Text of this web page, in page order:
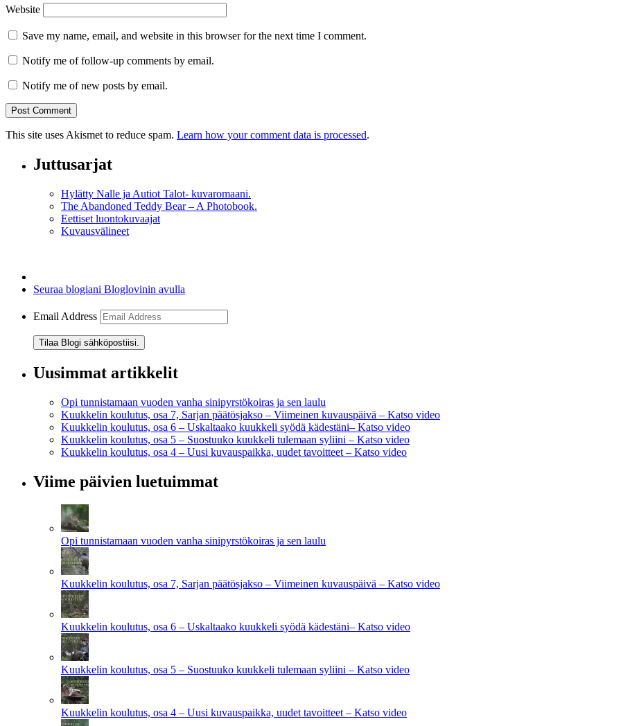
Website
Save my name, email, and website in this browser for the next time I comment.
Notify me of follow-up comments by email.
Notify me of new posts by email.
This site uses Akismet to reduce spam. Learn how your comment data is processed.
Juttusarjat
Hylätty Nalle ja Autiot Talot- kuvaromaani.
The Abandoned Teddy Bear – A Photobook.
Eettiset luontokuvaajat
Kuvausvälineet
Seuraa blogiani Bloglovinin avulla
Email Address
Tilaa Blogi sähköpostiisi.
Uusimmat artikkelit
Opi tunnistamaan vuoden vanha sinipyrstökoiras ja sen laulu
Kuukkelin koulutus, osa 7, Sarjan päätösjakso – Viimeinen kuvauspäivä – Katso video
Kuukkelin koulutus, osa 6 – Uskaltaako kuukkeli syödä kädestäni– Katso video
Kuukkelin koulutus, osa 5 – Suostuuko kuukkeli tulemaan syliini – Katso video
Kuukkelin koulutus, osa 4 – Uusi kuvauspaikka, uudet tavoitteet – Katso video
Viime päivien luetuimmat
Opi tunnistamaan vuoden vanha sinipyrstökoiras ja sen laulu
Kuukkelin koulutus, osa 7, Sarjan päätösjakso – Viimeinen kuvauspäivä – Katso video
Kuukkelin koulutus, osa 6 – Uskaltaako kuukkeli syödä kädestäni– Katso video
Kuukkelin koulutus, osa 5 – Suostuuko kuukkeli tulemaan syliini – Katso video
Kuukkelin koulutus, osa 4 – Uusi kuvauspaikka, uudet tavoitteet – Katso video